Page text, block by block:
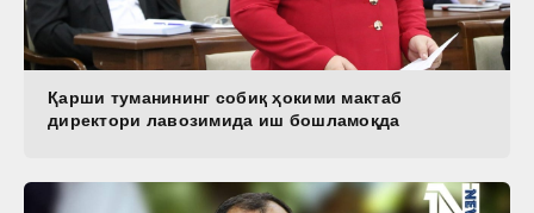
Қарши туманининг собиқ ҳокими мактаб
директори лавозимида иш бошламоқда